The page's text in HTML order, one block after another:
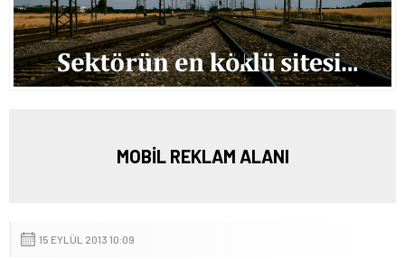
MOBİL REKLAM ALANI
15 EYLÜL 2013 10:09